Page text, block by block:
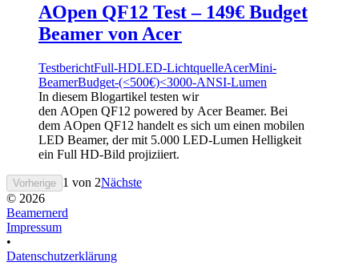
AOpen QF12 Test – 149€ Budget
Beamer von Acer
TestberichtFull-HDLED-LichtquelleAcerMini-
BeamerBudget-(<500€)<3000-ANSI-Lumen
In diesem Blogartikel testen wir
den AOpen QF12 powered by Acer Beamer. Bei
dem AOpen QF12 handelt es sich um einen mobilen
LED Beamer, der mit 5.000 LED-Lumen Helligkeit
ein Full HD-Bild projiziiert.
Vorherige 1 von 2Nächste
© 2026
Beamernerd
Impressum
•
Datenschutzerklärung